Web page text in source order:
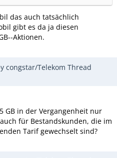
das auch tatsächlich
gibt es da ja diesen
Aktionen.
congstar/Telekom Thread
GB in der Vergangenheit nur
für Bestandskunden, die im
Tarif gewechselt sind?